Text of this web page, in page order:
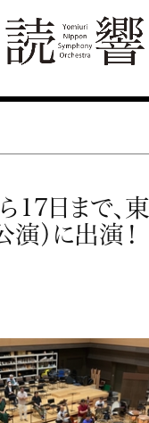
17日まで、
演）に出演！